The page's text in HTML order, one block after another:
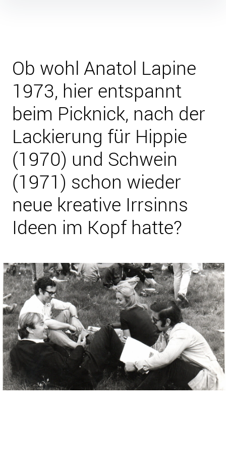
Ob wohl Anatol Lapine
1973, hier entspannt
beim Picknick, nach der
Lackierung für Hippie
(1970) und Schwein
(1971) schon wieder
neue kreative Irrsinns
Ideen im Kopf hatte?